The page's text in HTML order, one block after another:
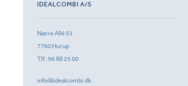
IDEALCOMBI A/S
Nørre Allé 51
7760 Hurup
Tlf.:96 88 25 00
info@idealcombi.dk